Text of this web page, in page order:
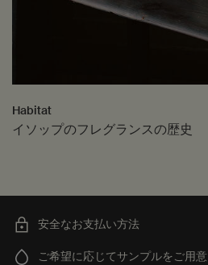
Habitat
イソップのフレグランスの歴史
安全なお支払い方法
ご希望に応じてサンプルをご用意